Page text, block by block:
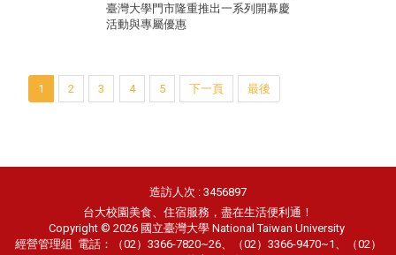
臺灣大學門市隆重推出一系列開幕慶
活動與專屬優惠
1 2 3 4 5 下一頁 最後
造訪人次 : 3456897
台大校園美食、住宿服務，盡在生活便利通！
Copyright © 2026 國立臺灣大學 National Taiwan University
經營管理組 電話：（02）3366-7820~26、（02）3366-9470~1、（02）